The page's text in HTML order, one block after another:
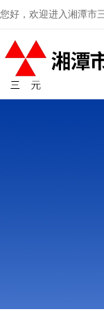
您好，欢迎进入湘潭市